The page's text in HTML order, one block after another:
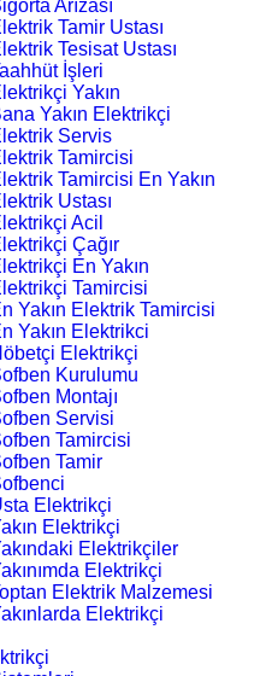
Arızası
Tamir Ustası
Tesisat Ustası
İşleri
Yakın
Yakın Elektrikçi
Servis
Tamircisi
Tamircisi En Yakın
Ustası
Acil
Çağır
En Yakın
Tamircisi
Yakın Elektrik Tamircisi
Yakın Elektrikci
Elektrikçi
Kurulumu
Montajı
Servisi
Tamircisi
Tamir
Elektrikçi
Elektrikçi
Elektrikçiler
Elektrikçi
Elektrik Malzemesi
Elektrikçi